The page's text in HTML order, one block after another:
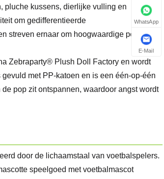
pluche kussens, dierlijke vulling en
om gedifferentieerde
streven ernaar om hoogwaardige poppen
Zebraparty® Plush Doll Factory en wordt
met PP-katoen en is een één-op-één
pop zit ontspannen, waardoor angst wordt
door de lichaamstaal van voetbalspelers.
speelgoed met voetbalmascot
WhatsApp
E-Mail